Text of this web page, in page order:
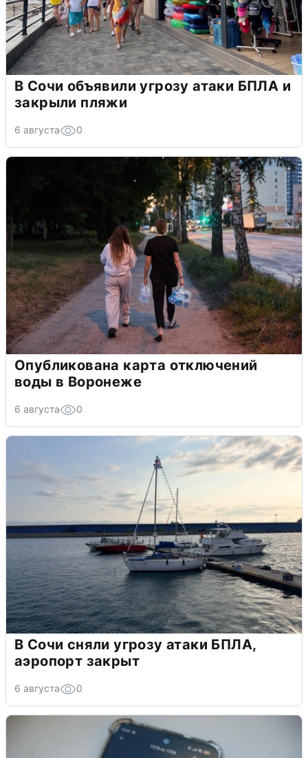
В Сочи объявили угрозу атаки БПЛА и
закрыли пляжи
6 августа 0
Опубликована карта отключений
воды в Воронеже
6 августа 0
В Сочи сняли угрозу атаки БПЛА,
аэропорт закрыт
6 августа 0